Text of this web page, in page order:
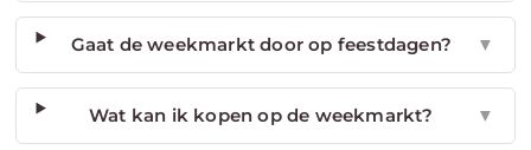
Gaat de weekmarkt door op feestdagen? ▼
Wat kan ik kopen op de weekmarkt? ▼